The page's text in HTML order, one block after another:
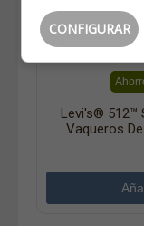
Levi's® 512™
Vaqueros
CONFIGURAR